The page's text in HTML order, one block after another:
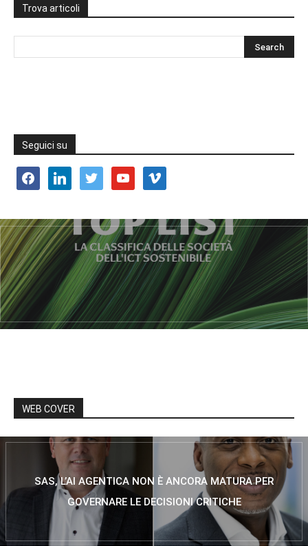
Trova articoli
Seguici su
facebooklinkedin twitter youtube vimeo
WEB COVER
SAS, L’AI AGENTICA NON È ANCORA MATURA PER
GOVERNARE LE DECISIONI CRITICHE